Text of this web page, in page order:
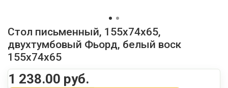
Стол письменный, 155x74x65,
двухтумбовый Фьорд, белый воск
155x74x65
1 238.00 руб.